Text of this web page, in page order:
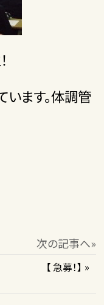
います。体調管
次の記事へ»
【 急募！】 »